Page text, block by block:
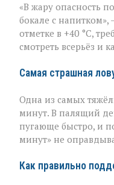
«В жару опасность
бокале с
отметке в +40 °C,
смотреть всерьёз и
Самая страшная
Одна из самых
минут. В палящий
пугающе быстро, и
минут» не
Как правильно